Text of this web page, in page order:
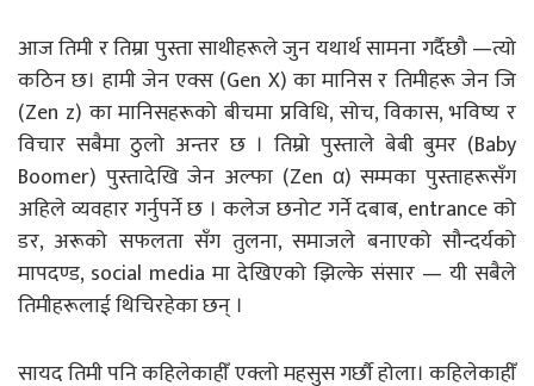
आज तिमी र तिम्रा पुस्ता साथीहरूले जुन यथार्थ सामना गर्दैछौ —त्यो
कठिन छ। हामी जेन एक्स (Gen X) का मानिस र तिमीहरू जेन जि
(Zen z) का मानिसहरूको बीचमा प्रविधि, सोच, विकास, भविष्य र
विचार सबैमा ठुलो अन्तर छ । तिम्रो पुस्ताले बेबी बुमर (Baby
Boomer) पुस्तादेखि जेन अल्फा (Zen α) सम्मका पुस्ताहरूसँग
अहिले व्यवहार गर्नुपर्ने छ । कलेज छनोट गर्ने दबाब, entrance को
डर, अरूको सफलता सँग तुलना, समाजले बनाएको सौन्दर्यको
मापदण्ड, social media मा देखिएको झिल्के संसार — यी सबैले
तिमीहरूलाई थिचिरहेका छन् ।
सायद तिमी पनि कहिलेकाहीँ एक्लो महसुस गर्छौ होला। कहिलेकाहीँ